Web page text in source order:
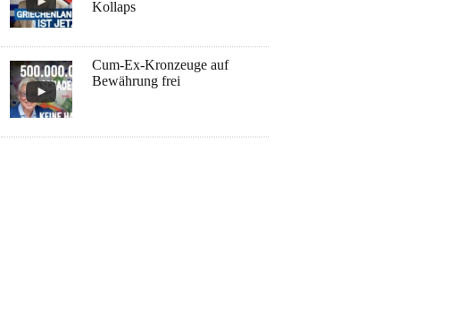
Kollaps
Cum-Ex-Kronzeuge auf
Bewährung frei